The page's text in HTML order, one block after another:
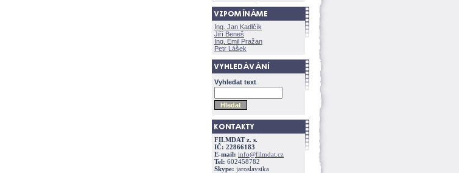
Ing. Jan Kadlčík
Jiří Bene
Ing. Emil Pražan
Petr Lášek
Vyhledat text
FILMDAT z. s.
IČ: 22866183
E-mail: info@filmdat.cz
Tel: 602458782
Skype: jaroslavsika